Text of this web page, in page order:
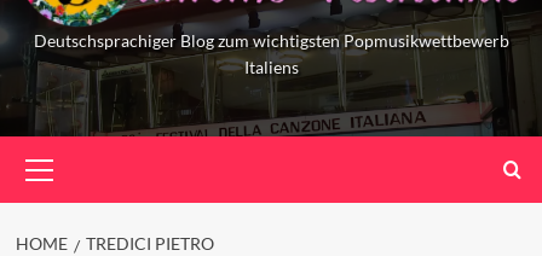
Deutschsprachiger Blog zum wichtigsten Popmusikwettbewerb
Italiens
Menu
HOME TREDICI PIETRO